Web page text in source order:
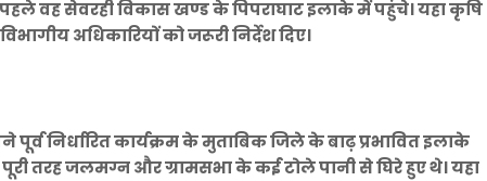
पहले वह सेवरही विकास खण्ड के पिपराघाट इलाके में पहुंचे। यहा कृषि
अधिकारियों को जरूरी निर्देश दिए।
पूर्व निर्धारित कार्यक्रम के मुताबिक जिले के बाढ़ प्रभावित इलाके
तरह जलमग्न और ग्रामसभा के कई टोले पानी से घिरे हुए थे। यहा